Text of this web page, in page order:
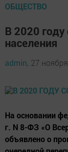
ОБЩЕСТВО
В 2020 году
населения
admin, 27
На основании
г. N 8-ФЗ «О
объявлено о